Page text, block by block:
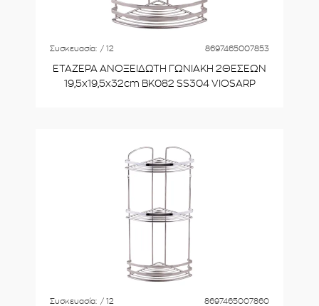
Συσκευασία: / 12 8697465007853
ΕΤΑΖΕΡΑ ΑΝΟΞΕΙΔΩΤΗ ΓΩΝΙΑΚΗ 2ΘΕΣΕΩΝ
19,5x19,5x32cm BK082 SS304 VIOSARP
Συσκευασία: / 12 8697465007860